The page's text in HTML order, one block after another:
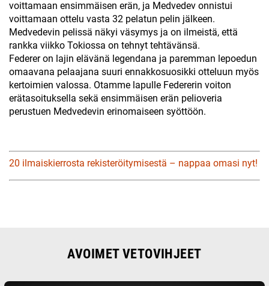
voittamaan ensimmäisen erän, ja Medvedev onnistui
voittamaan ottelu vasta 32 pelatun pelin jälkeen.
Medvedevin pelissä näkyi väsymys ja on ilmeistä, että
rankka viikko Tokiossa on tehnyt tehtävänsä.
Federer on lajin elävänä legendana ja paremman lepoedun
omaavana pelaajana suuri ennakkosuosikki otteluun myös
kertoimien valossa. Otamme lapulle Federerin voiton
erätasoituksella sekä ensimmäisen erän pelioveria
perustuen Medvedevin erinomaiseen syöttöön.
20 ilmaiskierrosta rekisteröitymisestä – nappaa omasi nyt!
AVOIMET VETOVIHJEET